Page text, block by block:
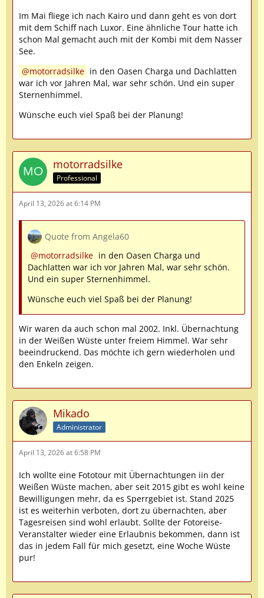
Im Mai fliege ich nach Kairo und dann geht es von dort
mit dem Schiff nach Luxor. Eine ähnliche Tour hatte ich
schon Mal gemacht auch mit der Kombi mit dem Nasser
See.
motorradsilke in den Oasen Charga und Dachlatten
war ich vor Jahren Mal, war sehr schön. Und ein super
Sternenhimmel.
Wünsche euch viel Spaß bei der Planung!
motorradsilke
Professional
April 13, 2026 at 6:14 PM
Quote from Angela60
motorradsilke in den Oasen Charga und
Dachlatten war ich vor Jahren Mal, war sehr schön.
Und ein super Sternenhimmel.
Wünsche euch viel Spaß bei der Planung!
Wir waren da auch schon mal 2002. Inkl. Übernachtung
in der Weißen Wüste unter freiem Himmel. War sehr
beeindruckend. Das möchte ich gern wiederholen und
den Enkeln zeigen.
Mikado
Administrator
April 13, 2026 at 6:58 PM
Ich wollte eine Fototour mit Übernachtungen iin der
Weißen Wüste machen, aber seit 2015 gibt es wohl keine
Bewilligungen mehr, da es Sperrgebiet ist. Stand 2025
ist es weiterhin verboten, dort zu übernachten, aber
Tagesreisen sind wohl erlaubt. Sollte der Fotoreise-
Veranstalter wieder eine Erlaubnis bekommen, dann ist
das in jedem Fall für mich gesetzt, eine Woche Wüste
pur!